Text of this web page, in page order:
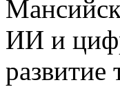
ИИ и
развитие